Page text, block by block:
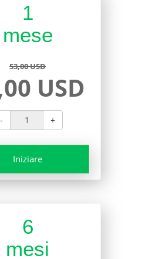
1
mese
53,00 USD
USD
- +
Iniziare
6
mesi